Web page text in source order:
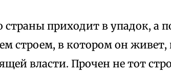
страны приходит в упадок, а
строем, в котором он
власти. Прочен не тот